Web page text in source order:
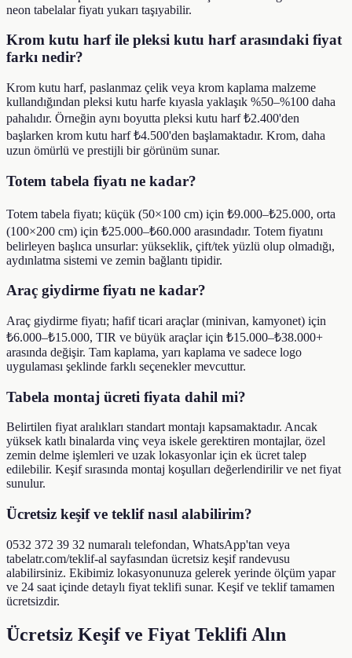
neon tabelalar fiyatı yukarı taşıyabilir.
Krom kutu harf ile pleksi kutu harf arasındaki fiyat
farkı nedir?
Krom kutu harf, paslanmaz çelik veya krom kaplama malzeme
kullandığından pleksi kutu harfe kıyasla yaklaşık %50–%100 daha
pahalıdır. Örneğin aynı boyutta pleksi kutu harf ₺2.400'den
başlarken krom kutu harf ₺4.500'den başlamaktadır. Krom, daha
uzun ömürlü ve prestijli bir görünüm sunar.
Totem tabela fiyatı ne kadar?
Totem tabela fiyatı; küçük (50×100 cm) için ₺9.000–₺25.000, orta
(100×200 cm) için ₺25.000–₺60.000 arasındadır. Totem fiyatını
belirleyen başlıca unsurlar: yükseklik, çift/tek yüzlü olup olmadığı,
aydınlatma sistemi ve zemin bağlantı tipidir.
Araç giydirme fiyatı ne kadar?
Araç giydirme fiyatı; hafif ticari araçlar (minivan, kamyonet) için
₺6.000–₺15.000, TIR ve büyük araçlar için ₺15.000–₺38.000+
arasında değişir. Tam kaplama, yarı kaplama ve sadece logo
uygulaması şeklinde farklı seçenekler mevcuttur.
Tabela montaj ücreti fiyata dahil mi?
Belirtilen fiyat aralıkları standart montajı kapsamaktadır. Ancak
yüksek katlı binalarda vinç veya iskele gerektiren montajlar, özel
zemin delme işlemleri ve uzak lokasyonlar için ek ücret talep
edilebilir. Keşif sırasında montaj koşulları değerlendirilir ve net fiyat
sunulur.
Ücretsiz keşif ve teklif nasıl alabilirim?
0532 372 39 32 numaralı telefondan, WhatsApp'tan veya
tabelatr.com/teklif-al sayfasından ücretsiz keşif randevusu
alabilirsiniz. Ekibimiz lokasyonunuza gelerek yerinde ölçüm yapar
ve 24 saat içinde detaylı fiyat teklifi sunar. Keşif ve teklif tamamen
ücretsizdir.
Ücretsiz Keşif ve Fiyat Teklifi Alın